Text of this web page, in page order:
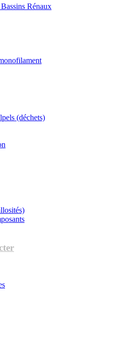
Rénaux
(déchets)